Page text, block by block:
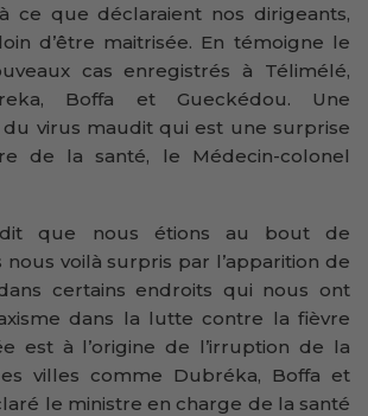
ce que déclaraient nos dirigeants,
d’être maitrisée. En témoigne le
cas enregistrés à Télimélé,
Boffa et Gueckédou. Une
virus maudit qui est une surprise
de la santé, le Médecin-colonel
dit que nous étions au bout de
nous voilà surpris par l’apparition de
certains endroits qui nous ont
dans la lutte contre la fièvre
est à l’origine de l’irruption de la
villes comme Dubréka, Boffa et
le ministre en charge de la santé